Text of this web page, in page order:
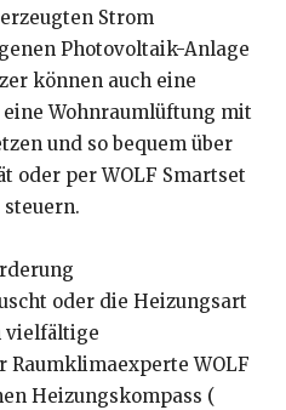
Strom
Photovoltaik-Anlage
können auch eine
Wohnraumlüftung mit
und so bequem über
oder per WOLF Smartset
oder die Heizungsart
vielfältige
WOLF
Heizungskompass (